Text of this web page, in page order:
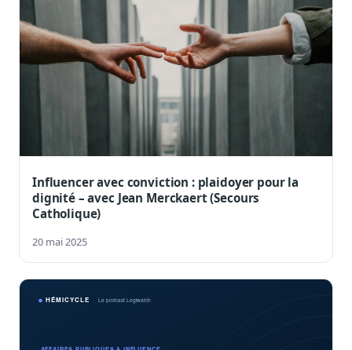
Influencer avec conviction : plaidoyer pour la
dignité – avec Jean Merckaert (Secours
Catholique)
20 mai 2025